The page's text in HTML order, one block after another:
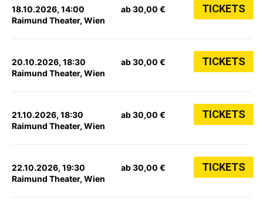
18.10.2026, 14:00
Raimund Theater, Wien
ab 30,00 € TICKETS
20.10.2026, 18:30
Raimund Theater, Wien
ab 30,00 € TICKETS
21.10.2026, 18:30
Raimund Theater, Wien
ab 30,00 € TICKETS
22.10.2026, 19:30
Raimund Theater, Wien
ab 30,00 € TICKETS